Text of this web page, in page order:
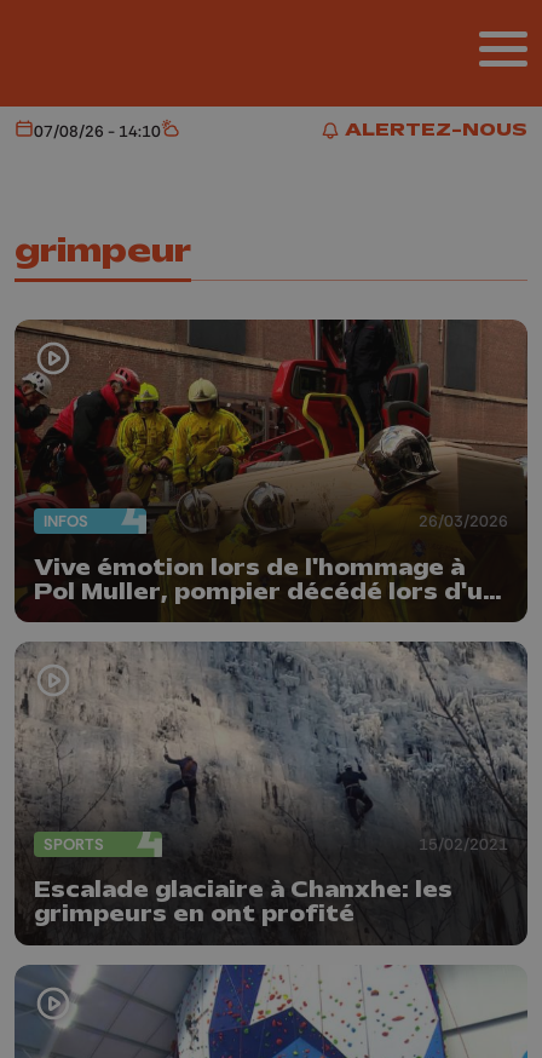
ALERTEZ-NOUS
ALERTEZ-NOUS
Aujourd'hui
07/08/26 - 14:10 Météo
grimpeur
INFOS 26/03/2026
Vive émotion lors de l'hommage à
Pol Muller, pompier décédé lors d'un
exercice
SPORTS 15/02/2021
Escalade glaciaire à Chanxhe: les
grimpeurs en ont profité